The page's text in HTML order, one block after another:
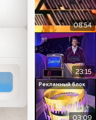
08:54
23:15
03:09
Рекламный блок